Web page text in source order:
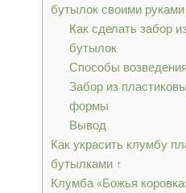
бутылок своими руками
Как сделать забор
бутылок
Способы
Забор из
формы
Вывод
Как украсить клумбу
бутылками ↑
Клумба «Божья